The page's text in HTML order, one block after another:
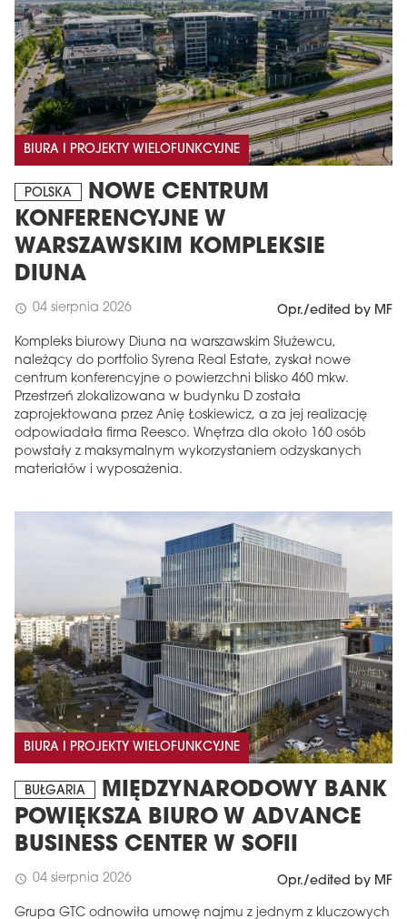
BIURA I PROJEKTY WIELOFUNKCYJNE
POLSKA
NOWE CENTRUM
KONFERENCYJNE W
WARSZAWSKIM KOMPLEKSIE
DIUNA
schedule 04 sierpnia 2026 Opr./edited by MF
Kompleks biurowy Diuna na warszawskim Służewcu,
należący do portfolio Syrena Real Estate, zyskał nowe
centrum konferencyjne o powierzchni blisko 460 mkw.
Przestrzeń zlokalizowana w budynku D została
zaprojektowana przez Anię Łoskiewicz, a za jej realizację
odpowiadała firma Reesco. Wnętrza dla około 160 osób
powstały z maksymalnym wykorzystaniem odzyskanych
materiałów i wyposażenia.
BIURA I PROJEKTY WIELOFUNKCYJNE
BUŁGARIA
MIĘDZYNARODOWY BANK
POWIĘKSZA BIURO W ADVANCE
BUSINESS CENTER W SOFII
schedule 04 sierpnia 2026 Opr./edited by MF
Grupa GTC odnowiła umowę najmu z jednym z kluczowych